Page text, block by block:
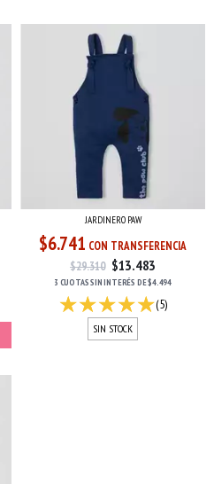
JARDINERO PAW
$6.741 CON TRANSFERENCIA
$29.310 $13.483
3 CUOTASSIN INTERÉS DE$4.494
(5)
SIN STOCK